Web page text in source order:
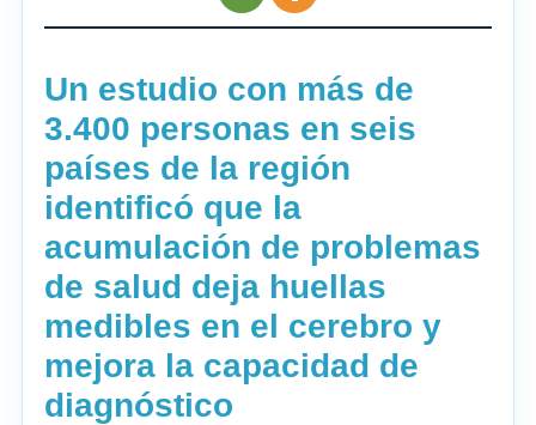
Un estudio con más de
3.400 personas en seis
países de la región
identificó que la
acumulación de problemas
de salud deja huellas
medibles en el cerebro y
mejora la capacidad de
diagnóstico